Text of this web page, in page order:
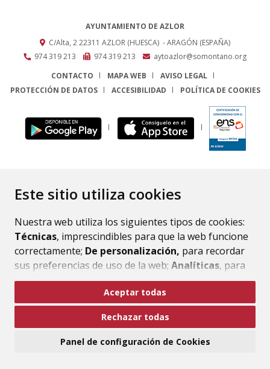
Este sitio utiliza cookies
Nuestra web utiliza los siguientes tipos de cookies:
Técnicas, imprescindibles para que la web funcione
correctamente; De personalización, para recordar
sus preferencias de uso de la web; Analíticas, para
mejorar el funcionamiento de la web y sus servicios.
Si acepta pulsando el botón“Aceptar todas”
consideramos que acepta su uso. Si pulsa el botón
ninguna acción, se guardarán las cookies técnicas
Aceptar todas
Rechazar todas
Panel de configuración de Cookies
AYUNTAMIENTO DE AZLOR
C/Alta, 222311 AZLOR (HUESCA) - ARAGÓN (ESPAÑA)
974 319 213
974 319 213
aytoazlor@somontano.org
CONTACTO
MAPA WEB
AVISO LEGAL
PROTECCIÓN DE DATOS
ACCESIBILIDAD POLÍTICA DE COOKIES